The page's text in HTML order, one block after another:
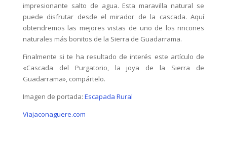
impresionante salto de agua. Esta maravilla natural se
puede disfrutar desde el mirador de la cascada. Aquí
obtendremos las mejores vistas de uno de los rincones
naturales más bonitos de la Sierra de Guadarrama.
Finalmente si te ha resultado de interés este artículo de
«Cascada del Purgatorio, la joya de la Sierra de
Guadarrama», compártelo.
Imagen de portada: Escapada Rural
Viajaconaguere.com